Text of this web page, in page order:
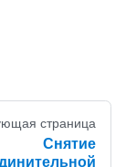
страница
Снятие